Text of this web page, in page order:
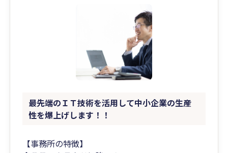
最先端のＩＴ技術を活用して中小企業の生産
性を爆上げします！！
【事務所の特徴】